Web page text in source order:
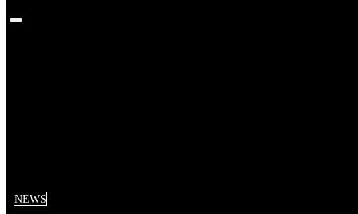
NEWS